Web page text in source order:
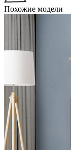
Похожие модели